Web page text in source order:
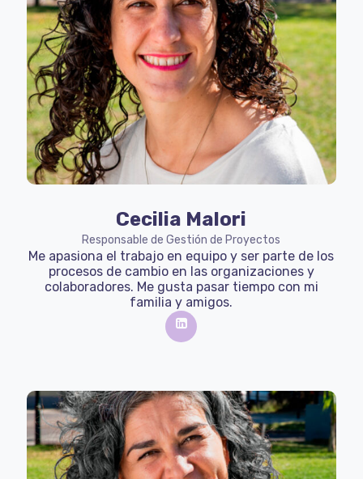
Cecilia Malori
Responsable de Gestión de Proyectos
Me apasiona el trabajo en equipo y ser parte de los
procesos de cambio en las organizaciones y
colaboradores. Me gusta pasar tiempo con mi
familia y amigos.